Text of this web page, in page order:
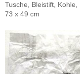
Tusche, Bleistift,
73 x 49 cm